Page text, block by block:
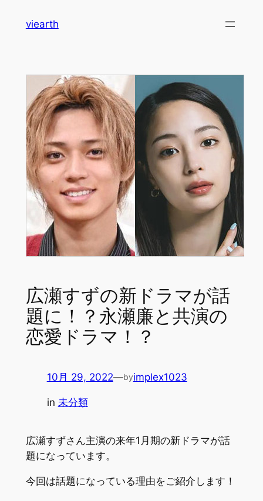
viearth
広瀬すずの新ドラマが話
題に！？永瀬廉と共演の
恋愛ドラマ！？
10月 29, 2022—byimplex1023
in 未分類
広瀬すずさん主演の来年1月期の新ドラマが話
題になっています。
今回は話題になっている理由をご紹介します！